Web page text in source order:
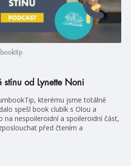
stínu od Lynette Noni
kterému jsme totálně
spešl book clubík s Olou a
na nespoileroidní a spoileroidní část,
před čtením a